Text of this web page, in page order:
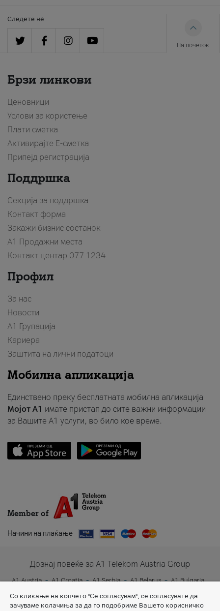
Следете нè
На почеток
Брзи линкови
Ценовници
Услови за користење
Плати сметка
Активирајте Е-сметка
Припејд регистрација
Поддршка
Секција за поддршка
Контакт форма
Закажи бизнис состанок
A1 Продажни места
Контакт центар 077 1234
Профил
За нас
Новости
А1 Групација
Кариера
Заштита на лични податоци
Мобилна апликација
Единствено преку бесплатната мобилна апликација
Мојот A1 имате пристап до сите важни информации
за Вашите A1 услуги, во било кое време.
Member of
Начини на плаќање
Дознај повеќе за A1 Telekom Austria Group
A1 Austria A1 Croatia A1 Serbia A1 Belarus
A1 Bulgaria
A1 Slovenia
A1 Digital
Со кликање на копчето "Се согласувам", се согласувате да
зачуваме колачиња за да го подобриме Вашето корисничко